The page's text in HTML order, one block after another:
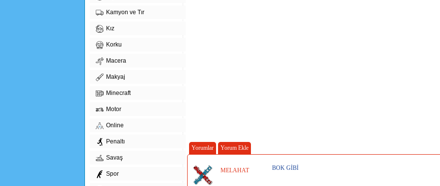
Kamyon ve Tır
Kız
Korku
Macera
Makyaj
Minecraft
Motor
Online
Penaltı
Savaş
Spor
Yorumlar Yorum Ekle
MELAHAT BOK GİBİ